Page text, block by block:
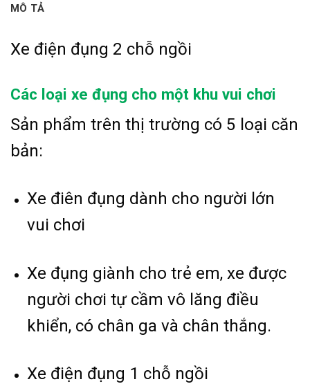
MÔ TẢ
Xe điện đụng 2 chỗ ngồi
Các loại xe đụng cho một khu vui chơi
Sản phẩm trên thị trường có 5 loại căn
bản:
Xe điên đụng dành cho người lớn
vui chơi
Xe đụng giành cho trẻ em, xe được
người chơi tự cầm vô lăng điều
khiển, có chân ga và chân thắng.
Xe điện đụng 1 chỗ ngồi